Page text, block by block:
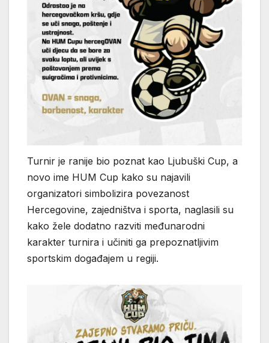
Turnir je ranije bio poznat kao Ljubuški Cup, a
novo ime HUM Cup kako su najavili
organizatori simbolizira povezanost
Hercegovine, zajedništva i sporta, naglasili su
kako žele dodatno razviti međunarodni
karakter turnira i učiniti ga prepoznatljivim
sportskim događajem u regiji.